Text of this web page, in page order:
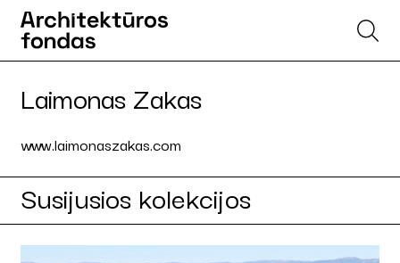
Laimonas Zakas
www.laimonaszakas.com
Susijusios kolekcijos